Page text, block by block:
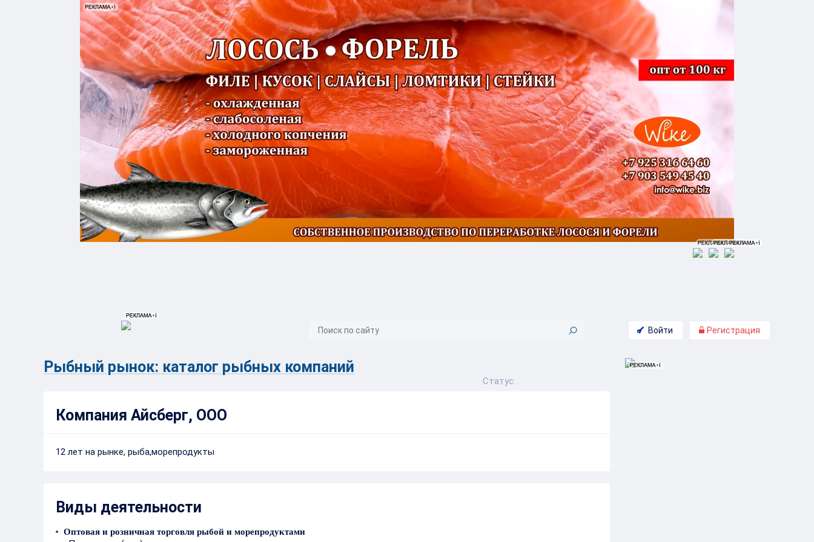
Войти Регистрация
Рыбный рынок: каталог рыбных компаний
Статус:
Компания Айсберг, ООО
12 лет на рынке, рыба,морепродукты
Виды деятельности
Оптовая и розничная торговля рыбой и морепродуктами